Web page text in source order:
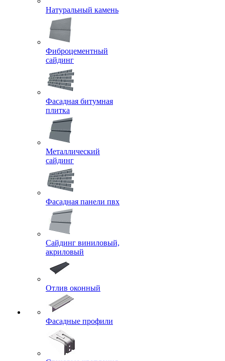
Натуральный камень
Фиброцементный
сайдинг
Фасадная битумная
плитка
Металлический
сайдинг
Фасадная панели пвх
Сайдинг виниловый,
акриловый
Отлив оконный
Фасадные профили